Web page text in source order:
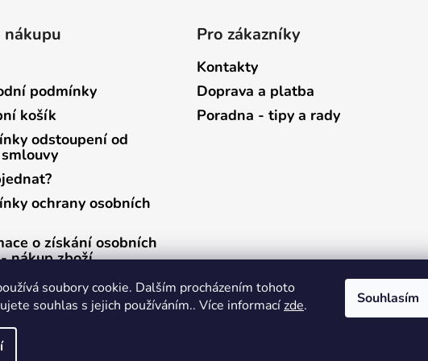
soubory cookie. Dalším procházením tohoto
souhlas s jejich používáním.. Více informacízde. Souhlasím
nákupu
podmínky
košík
odstoupení od
ochrany osobních
o získání osobních
nákup zboží
o získání osobních
zasílání newsletterů
Pro zákazníky
Kontakty
Doprava a platba
Poradna - tipy a rady